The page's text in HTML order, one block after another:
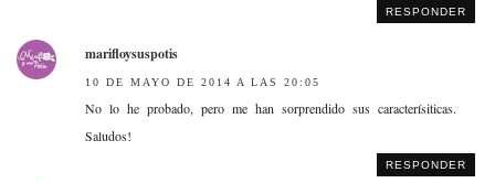
RESPONDER
marifloysuspotis
10 DE MAYO DE 2014 A LAS 20:05
No lo he probado, pero me han sorprendido sus caracterísiticas.
Saludos!
RESPONDER